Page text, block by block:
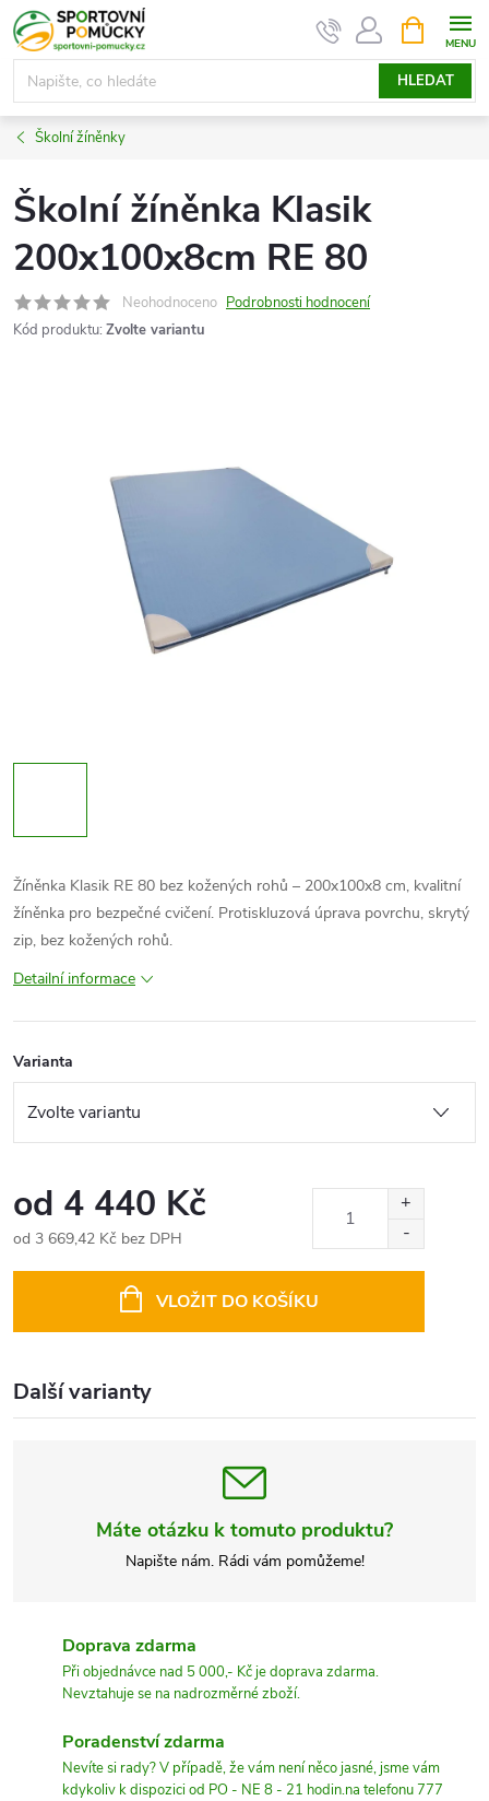
Přejít
na
obsah
HLEDAT
NÁKUPNÍ
KOŠÍK
Školní žíněnky
Školní žíněnka Klasik
200x100x8cm RE 80
Neohodnoceno Podrobnosti hodnocení
Kód produktu: Zvolte variantu
Žíněnka Klasik RE 80 bez kožených rohů – 200x100x8 cm, kvalitní
žíněnka pro bezpečné cvičení. Protiskluzová úprava povrchu, skrytý
zip, bez kožených rohů.
Detailní informace
Varianta
od 4 440 Kč
od 3 669,42 Kč bez DPH
VLOŽIT DO KOŠÍKU
Další varianty
Máte otázku k tomuto produktu?
Napište nám. Rádi vám pomůžeme!
Doprava zdarma
Při objednávce nad 5 000,- Kč je doprava zdarma.
Nevztahuje se na nadrozměrné zboží.
Poradenství zdarma
Nevíte si rady? V případě, že vám není něco jasné, jsme vám
kdykoliv k dispozici od PO - NE 8 - 21 hodin.na telefonu 777